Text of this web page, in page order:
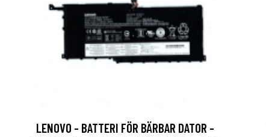
LENOVO - BATTERI FÖR BÄRBAR DATOR -